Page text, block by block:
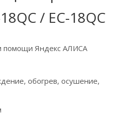
/ EC-18QC
помощи Яндекс АЛИСА
обогрев, осушение,